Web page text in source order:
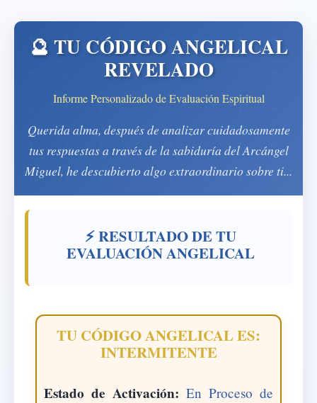
🔮 TU CÓDIGO ANGELICAL
REVELADO
Informe Personalizado de Evaluación Espiritual
Querida alma, después de analizar cuidadosamente
tus respuestas a través de la sabiduría del Arcángel
Miguel, he descubierto algo extraordinario sobre ti...
⚡ RESULTADO DE TU
EVALUACIÓN ANGELICAL
TU CÓDIGO ANGELICAL ES:
INTERMITENTE
Estado de Activación: En Proceso de